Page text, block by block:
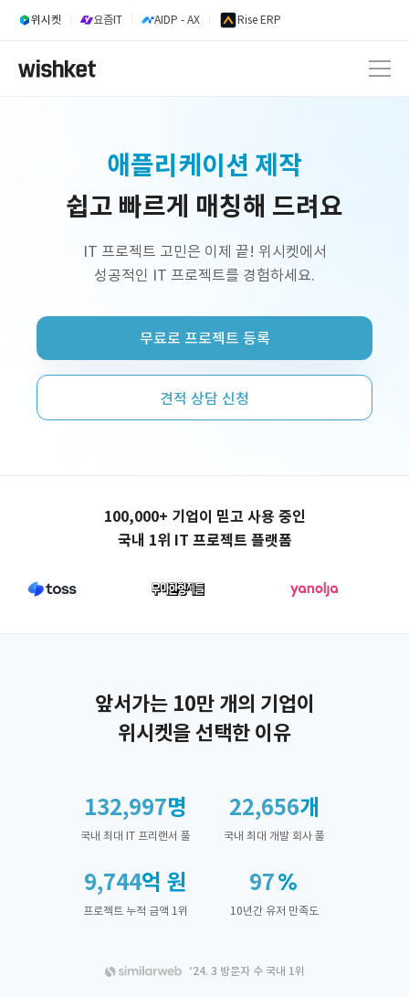
위시켓 요즘IT AIDP - AX Rise ERP
내부업무시스템 개발
웹 서비스 개발
AI 서비스 개발
정부지원사업 외주 개발
프리랜서 개발자 구인
플랫폼 제작
쇼핑몰 구축
쉽고 빠르게 매칭해 드려요
IT 프로젝트 고민은 이제 끝! 위시켓에서
성공적인 IT 프로젝트를 경험하세요.
무료로 프로젝트 등록
견적 상담 신청
100,000+ 기업이 믿고 사용 중인
국내 1위 IT 프로젝트 플랫폼
앞서가는 10만 개의 기업이
위시켓을 선택한 이유
132,997명
국내 최대 IT 프리랜서 풀
22,656개
국내 최대 개발 회사 풀
9,744억 원
프로젝트 누적 금액 1위
97
10년간 유저 만족도
‘24. 3 방문자 수 국내 1위